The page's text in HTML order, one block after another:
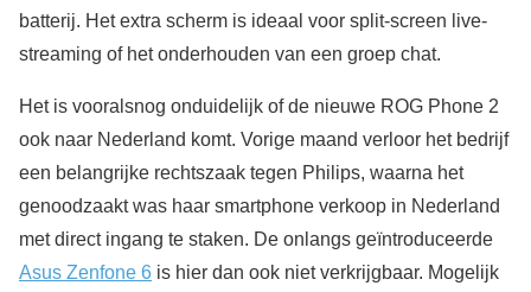
batterij. Het extra scherm is ideaal voor split-screen live-
streaming of het onderhouden van een groep chat.
Het is vooralsnog onduidelijk of de nieuwe ROG Phone 2
ook naar Nederland komt. Vorige maand verloor het bedrijf
een belangrijke rechtszaak tegen Philips, waarna het
genoodzaakt was haar smartphone verkoop in Nederland
met direct ingang te staken. De onlangs geïntroduceerde
Asus Zenfone 6 is hier dan ook niet verkrijgbaar. Mogelijk